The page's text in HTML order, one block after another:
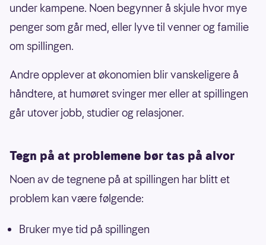
under kampene. Noen begynner å skjule hvor mye
penger som går med, eller lyve til venner og familie
om spillingen.
Andre opplever at økonomien blir vanskeligere å
håndtere, at humøret svinger mer eller at spillingen
går utover jobb, studier og relasjoner.
Tegn på at problemene bør tas på alvor
Noen av de tegnene på at spillingen har blitt et
problem kan være følgende:
Bruker mye tid på spillingen